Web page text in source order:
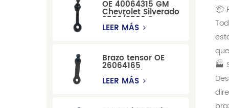
OE 40064315 GM
Chevrolet Silverado
2500/3500 Brazo
tensor para una
LEER MÁS
Brazo tensor OE
26064165
compatible con
modelos Cadillac
LEER MÁS
📦
🏭